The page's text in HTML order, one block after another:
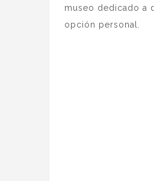
museo dedicado a
opción personal.